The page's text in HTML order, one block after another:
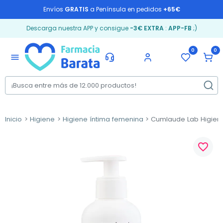
Envíos GRATIS a Península en pedidos +65€
Descarga nuestra APP y consigue -3€ EXTRA: APP-FB ;)
menu
0 0
Inicio Higiene Higiene íntima femenina Cumlaude Lab
favorite_border